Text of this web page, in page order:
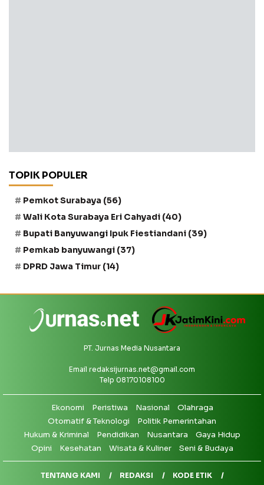
TOPIK POPULER
Pemkot Surabaya (56)
Wali Kota Surabaya Eri Cahyadi (40)
Bupati Banyuwangi Ipuk Fiestiandani (39)
Pemkab banyuwangi (37)
DPRD Jawa Timur (14)
PT. Jurnas Media Nusantara
Email redaksijurnas.net@gmail.com
Telp 08170108100
Ekonomi Peristiwa Nasional
Olahraga
Otomatif & Teknologi
Politik Pemerintahan
Hukum & Kriminal
Pendidikan Nusantara
Gaya Hidup
Opini
Kesehatan Wisata & Kuliner Seni & Budaya
TENTANG KAMI REDAKSI KODE ETIK